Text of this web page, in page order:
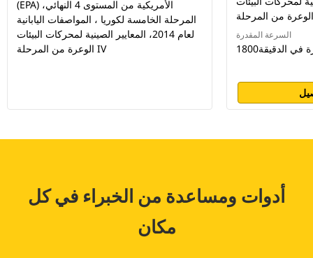
(EPA) الأمريكية من المستوى 4 النهائي،
المرحلة الخامسة لكوريا ، المواصفات اليابانية
لعام 2014، المعايير الصينية لمحركات البيئات
الوعرة من المرحلة IV
السرعة المقدرة
أدوات ومساعدة من الخبراء في كل
مكان